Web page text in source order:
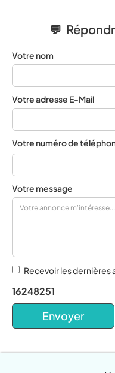
💬
Votre nom
Votre adresse E-Mail
Votre numéro de
Votre message
Recevoir les dernières
16248251